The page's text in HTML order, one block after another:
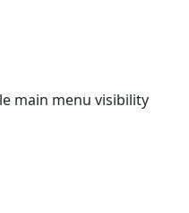
main menu visibility